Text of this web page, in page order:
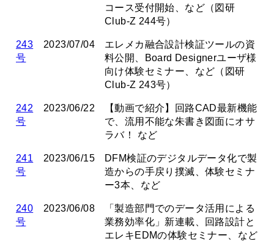
コース受付開始、など（図研
Club-Z 244号）
243
号
2023/07/04
エレメカ融合設計検証ツールの資
料公開、Board Designerユーザ様
向け体験セミナー、など（図研
Club-Z 243号）
242
号
2023/06/22
【動画で紹介】回路CAD最新機能
で、流用不能な朱書き図面にオサ
ラバ！ など
241
号
2023/06/15
DFM検証のデジタルデータ化で製
造からの手戻り撲滅、体験セミナ
ー3本、など
240
号
2023/06/08
「製造部門でのデータ活用による
業務効率化」新連載、回路設計と
エレキEDMの体験セミナー、など